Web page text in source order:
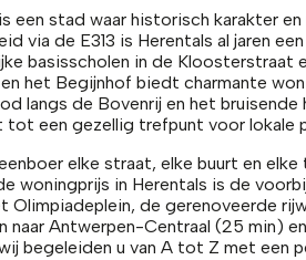
een stad waar historisch karakter
via de E313 is Herentals al jaren
basisscholen in de Kloosterstraat
het Begijnhof biedt charmante
langs de Bovenrij en het
een gezellig trefpunt voor lokale
elke straat, elke buurt en
woningprijs in Herentals is de
de gerenoveerde
Antwerpen-Centraal (25 min)
u van A tot Z met een